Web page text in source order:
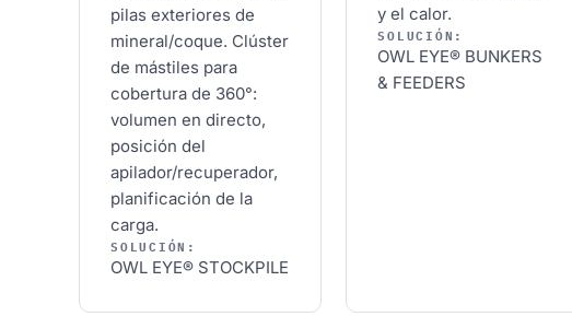
pilas exteriores de
mineral/coque. Clúster
de mástiles para
cobertura de 360°:
volumen en directo,
posición del
apilador/recuperador,
planificación de la
carga.
SOLUCIÓN:
OWL EYE® STOCKPILE
y el calor.
SOLUCIÓN:
OWL EYE® BUNKERS
& FEEDERS